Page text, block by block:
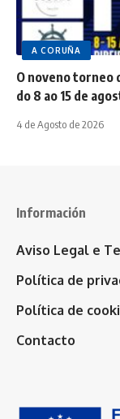
A CORUÑA
O noveno torneo
do 8 ao 15 de
4 de Agosto de 2026
Información
Aviso Legal e
Política de
Política de
Contacto